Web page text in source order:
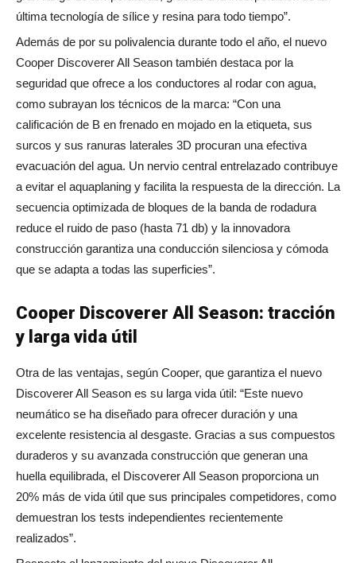
última tecnología de sílice y resina para todo tiempo”.
Además de por su polivalencia durante todo el año, el nuevo
Cooper Discoverer All Season también destaca por la
seguridad que ofrece a los conductores al rodar con agua,
como subrayan los técnicos de la marca: “Con una
calificación de B en frenado en mojado en la etiqueta, sus
surcos y sus ranuras laterales 3D procuran una efectiva
evacuación del agua. Un nervio central entrelazado contribuye
a evitar el aquaplaning y facilita la respuesta de la dirección. La
secuencia optimizada de bloques de la banda de rodadura
reduce el ruido de paso (hasta 71 db) y la innovadora
construcción garantiza una conducción silenciosa y cómoda
que se adapta a todas las superficies”.
Cooper Discoverer All Season: tracción
y larga vida útil
Otra de las ventajas, según Cooper, que garantiza el nuevo
Discoverer All Season es su larga vida útil: “Este nuevo
neumático se ha diseñado para ofrecer duración y una
excelente resistencia al desgaste. Gracias a sus compuestos
duraderos y su avanzada construcción que generan una
huella equilibrada, el Discoverer All Season proporciona un
20% más de vida útil que sus principales competidores, como
demuestran los tests independientes recientemente
realizados”.